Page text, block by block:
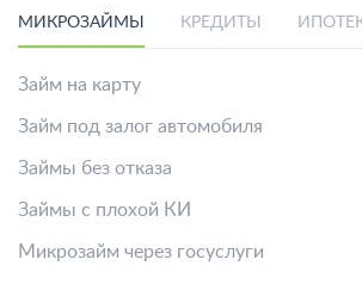
МИКРОЗАЙМЫ КРЕДИТЫ
Займ на карту
Займ под залог автомобиля
Займы без отказа
Займы с плохой КИ
Микрозайм через госуслуги